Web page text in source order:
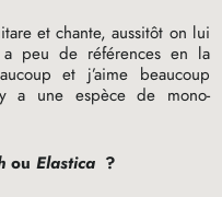
et chante, aussitôt on lui
peu de références en la
et j’aime beaucoup
a une espèce de mono-
ouElastica ?